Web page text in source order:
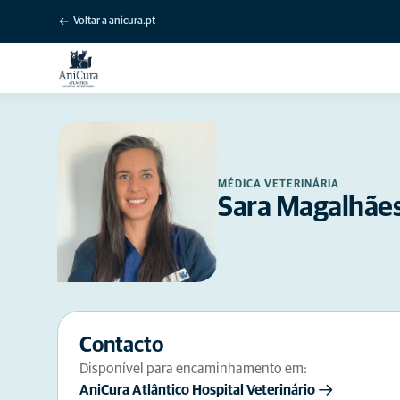
Voltar a anicura.pt
MÉDICA VETERINÁRIA
Sara
Contacto
Disponível para encaminhamento em:
AniCura Atlântico Hospital Veterinário